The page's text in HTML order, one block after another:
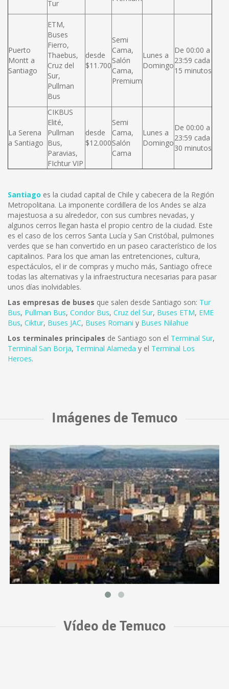
Tur
Puerto
Montt a
Santiago
ETM,
Buses
Fierro,
Thaebus,
Cruz del
Sur,
Pullman
Bus
desde
$11.700
Semi
Cama,
Salón
Cama,
Premium
Lunes a
Domingo
De 00:00 a
23:59 cada
15 minutos
La Serena
a Santiago
CIKBUS
Elité,
Pullman
Bus,
Paravias,
FIchtur VIP
desde
$12.000
Semi
Cama,
Salón
Cama
Lunes a
Domingo
De 00:00 a
23:59 cada
30 minutos
Santiago es la ciudad capital de Chile y cabecera de la Región
Metropolitana. La imponente cordillera de los Andes se alza
majestuosa a su alrededor, con sus cumbres nevadas, y
algunos cerros llegan hasta el propio centro de la ciudad. Este
es el caso de los cerros Santa Lucía y San Cristóbal, pulmones
verdes que se han convertido en un paseo característico de los
capitalinos. Para los que aman las entretenciones, cultura,
espectáculos, el ir de compras y mucho más, Santiago ofrece
todas las alternativas y la infraestructura necesarias para pasar
unos días inolvidables.
Las empresas de buses que salen desde Santiago son: Tur
Bus, Pullman Bus, Condor Bus, Cruz del Sur, Buses ETM, EME
Bus, Ciktur, Buses JAC, Buses Romani y Buses Nilahue
Los terminales principales de Santiago son el Terminal Sur,
Terminal San Borja, Terminal Alameda y el Terminal Los
Heroes.
Imágenes de Temuco
Vídeo de Temuco